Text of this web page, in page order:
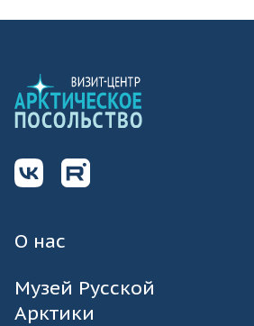
О нас
Музей Русской
Арктики